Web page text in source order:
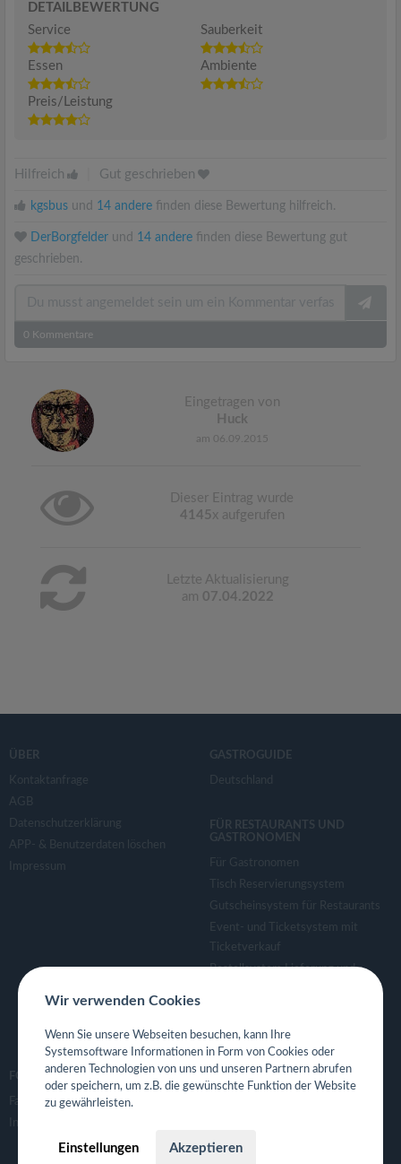
DETAILBEWERTUNG
Service
Sauberkeit
Essen Ambiente
Preis/Leistung
Hilfreich Gut geschrieben
kgsbus und 14 andere finden diese Bewertung hilfreich.
DerBorgfelder und 14 andere finden diese Bewertung gut
geschrieben.
0 Kommentare
Eingetragen von
Huck
am 06.09.2015
Dieser Eintrag wurde
4145 x aufgerufen
Letzte Aktualisierung
am 07.04.2022
ÜBER
Kontaktanfrage
AGB
Datenschutzerklärung
APP- & Benutzerdaten löschen
Impressum
GASTROGUIDE
Deutschland
FÜR RESTAURANTS UND
GASTRONOMEN
Für Gastronomen
Tisch Reservierungsystem
Gutscheinsystem für Restaurants
Event- und Ticketsystem mit
Ticketverkauf
Bestellsystem Lieferung und
Eigene App für Restaurant
FOLGE UNS
Facebook
Instagram
Wir verwenden Cookies
Wenn Sie unsere Webseiten besuchen, kann Ihre
Systemsoftware Informationen in Form von Cookies oder
anderen Technologien von uns und unseren Partnern abrufen
oder speichern, um z.B. die gewünschte Funktion der Website
zu gewährleisten.
Einstellungen Akzeptieren